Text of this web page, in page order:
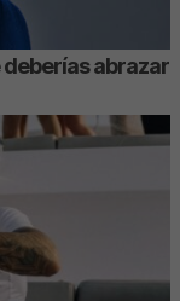
deberías abrazar